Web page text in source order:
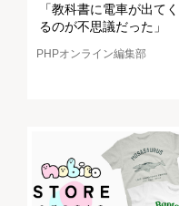
「教科書に電車が出てく
るのが不思議だった」
PHPオンライン編集部